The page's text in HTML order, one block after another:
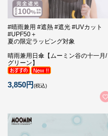
#晴雨兼用 #遮熱 #遮光 #UVカット
#UPF50＋
夏の限定ラッピング対象
晴雨兼用日傘【ムーミン谷の十一月/
グリーン】
3,850円(税込)